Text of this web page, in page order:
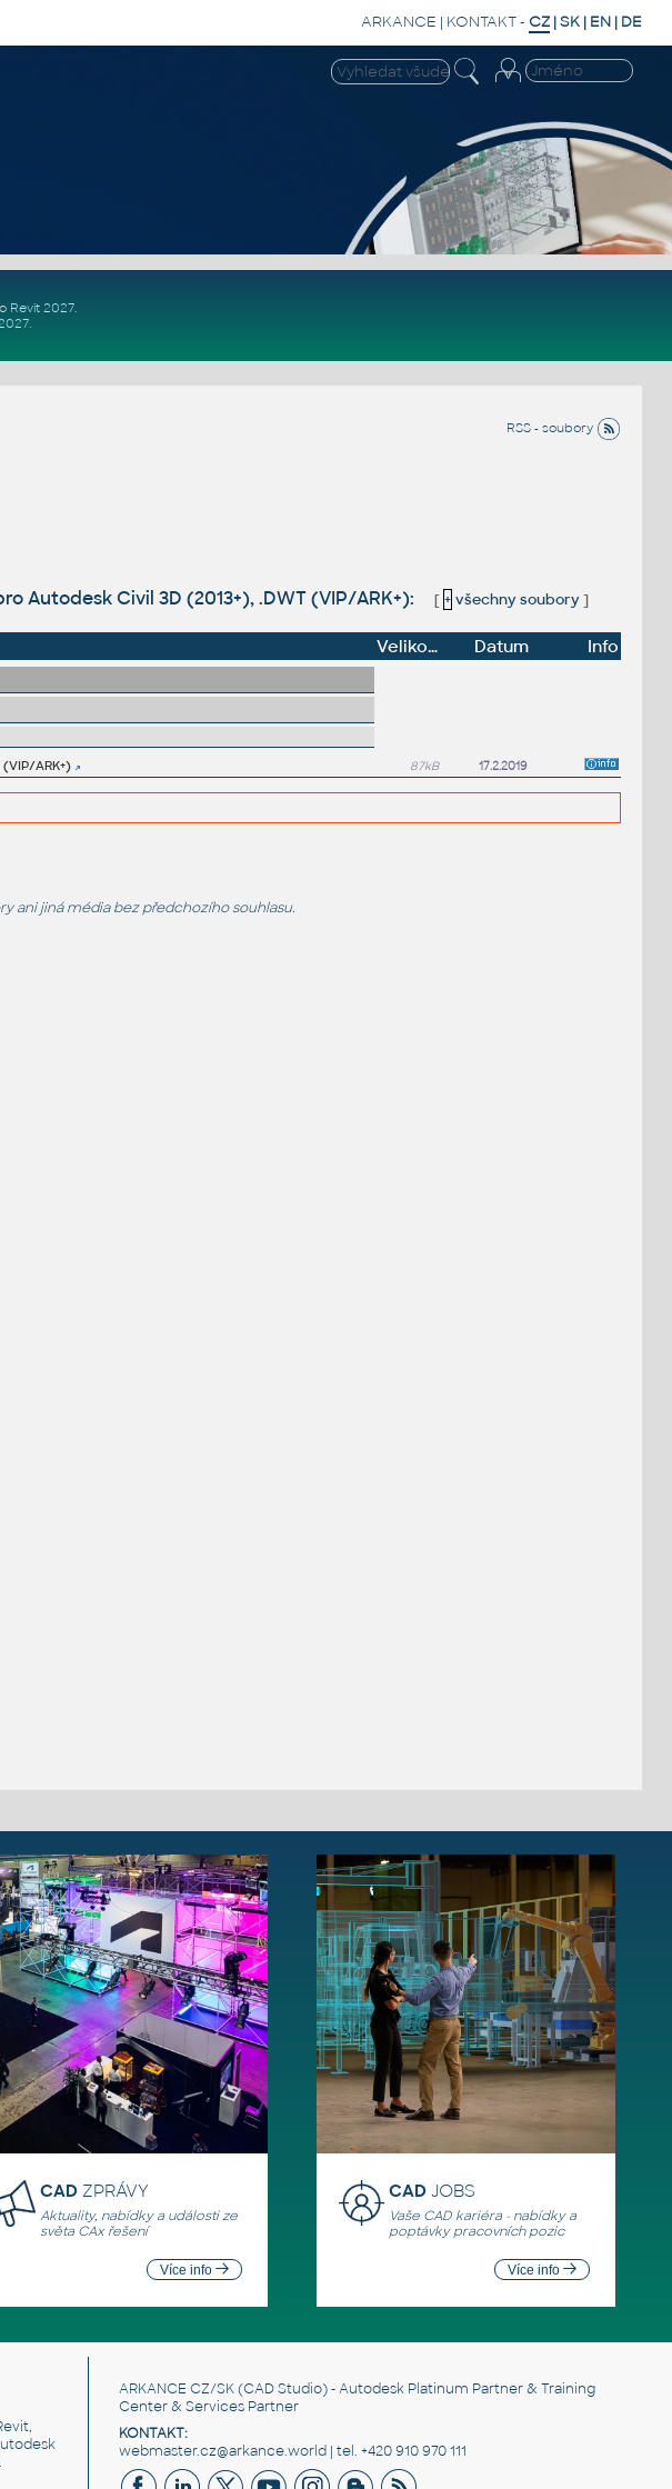
ARKANCE | KONTAKT- CZ |SK | EN | DE
Revit 2027.
.
RSS - soubory
Autodesk Civil 3D (2013+), .DWT (VIP/ARK+): [ + všechny soubory]
Velikost Datum
Info
ARK+)
87kB 17.2.2019
ani jiná média bez předchozího souhlasu.
CAD ZPRÁVY
Aktuality, nabídky a události ze
světa CAx řešení
Více info
CADJOBS
Vaše CAD kariéra - nabídky a
poptávky pracovních pozic
Více info
.
ARKANCE CZ/SK(CAD Studio) - Autodesk Platinum Partner & Training
Center & Services Partner
KONTAKT:
webmaster.cz@arkance.world | tel. +420 910 970 111